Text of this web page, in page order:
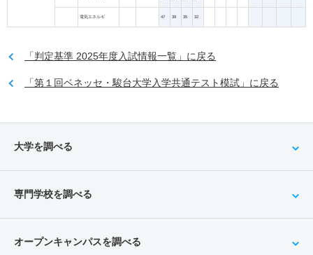
電気エネルギ 47 39 35 32
「判定基準 2025年度入試情報一覧」に戻る
「第１回ベネッセ・駿台大学入学共通テスト模試」に戻る
大学を調べる
専門学校を調べる
オープンキャンパスを調べる